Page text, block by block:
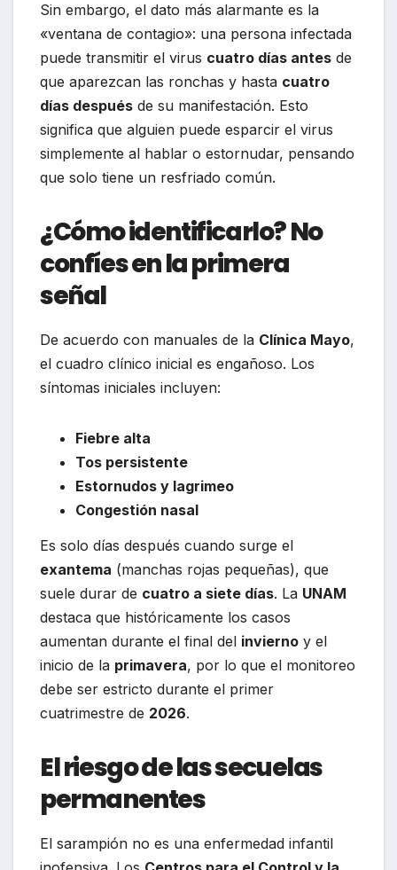
Sin embargo, el dato más alarmante es la
«ventana de contagio»: una persona infectada
puede transmitir el virus cuatro días antes de
que aparezcan las ronchas y hasta cuatro
días después de su manifestación. Esto
significa que alguien puede esparcir el virus
simplemente al hablar o estornudar, pensando
que solo tiene un resfriado común.
¿Cómo identificarlo? No
confíes en la primera
señal
De acuerdo con manuales de la Clínica Mayo,
el cuadro clínico inicial es engañoso. Los
síntomas iniciales incluyen:
Fiebre alta
Tos persistente
Estornudos y lagrimeo
Congestión nasal
Es solo días después cuando surge el
exantema (manchas rojas pequeñas), que
suele durar de cuatro a siete días. La UNAM
destaca que históricamente los casos
aumentan durante el final del invierno y el
inicio de la primavera, por lo que el monitoreo
debe ser estricto durante el primer
cuatrimestre de 2026.
El riesgo de las secuelas
permanentes
El sarampión no es una enfermedad infantil